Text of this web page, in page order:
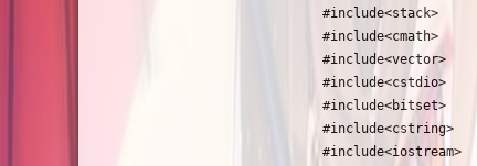
#include<stack>
#include<cmath>
#include<vector>
#include<cstdio>
#include<bitset>
#include<cstring>
#include<iostream>